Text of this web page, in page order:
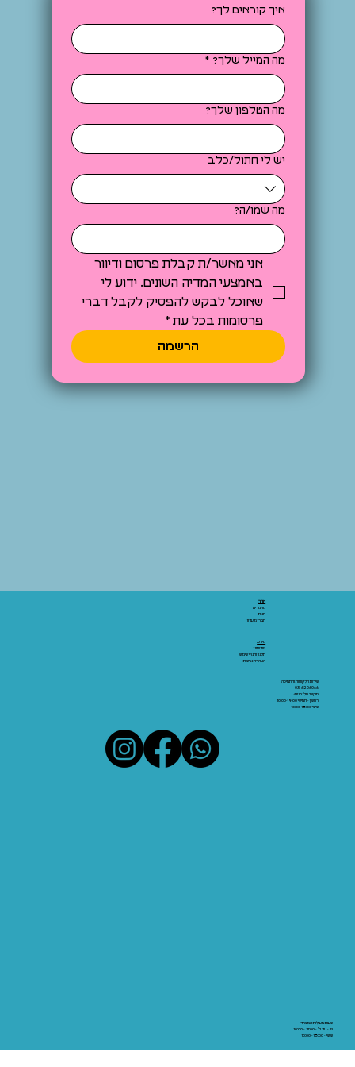
איך קוראים לך?
מה המייל שלך? *
מה הטלפון שלך?
יש לי חתול/כלב
מה שמו/ה?
אני מאשר/ת קבלת פרסום ודיוור
באמצעי המדיה השונים. ידוע לי
שאוכל לבקש להפסיק לקבל דברי
פרסומות בכל עת *
הרשמה
שעות פעילות המשרד
א' - עד ה' - 21:00 - 10:00
שישי - 15:00 - 10:00
שירות הלקוחות והתמיכה
03-6206066
מיקום: אלנבי 43
ראשון - חמישי 10:00-19:00
שישי 10:00-15:00
אתר:
מאמרים
חנות
חברי מועדון
מידע:
אודותינו
תקנון ותנאי שימוש
הצהרת נגישות